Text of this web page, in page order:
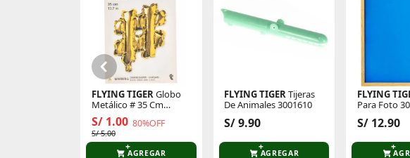
Este
Sé el
FLYING TIGER Globo
Metálico # 35 Cm
P/Cumpleaños 3005873
S/ 1.00 80%OFF
S/ 5.00
AGREGAR
FLYING TIGER Tijeras
De Animales 3001610
S/ 9.90
AGREGAR
FLYING
Para Foto
S/ 12.90